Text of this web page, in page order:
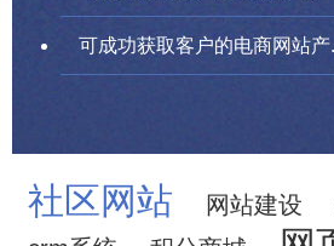
可成功获取客户的电商网站产
社区网站 网站建设